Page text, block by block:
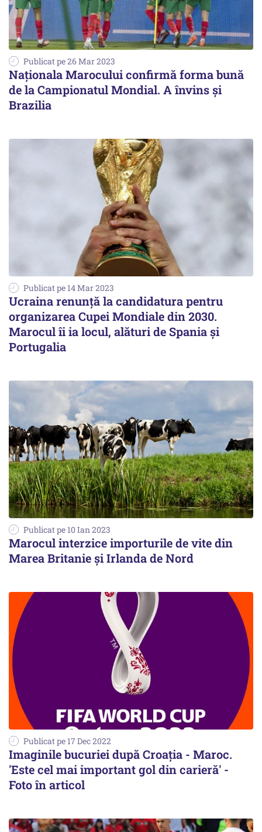
Publicat pe 26 Mar 2023
Naţionala Marocului confirmă forma bună
de la Campionatul Mondial. A învins şi
Brazilia
Publicat pe 14 Mar 2023
Ucraina renunță la candidatura pentru
organizarea Cupei Mondiale din 2030.
Marocul îi ia locul, alături de Spania și
Portugalia
Publicat pe 10 Ian 2023
Marocul interzice importurile de vite din
Marea Britanie și Irlanda de Nord
Publicat pe 17 Dec 2022
Imaginile bucuriei după Croația - Maroc.
'Este cel mai important gol din carieră' -
Foto în articol